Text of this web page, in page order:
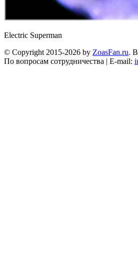
Electric Superman
© Copyright 2015-2026 by ZoasFan.ru.
По вопросам сотрудничества | E-mail: